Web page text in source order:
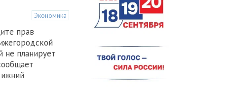
Экономика
прав
не планирует